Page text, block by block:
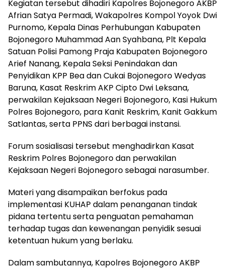
Kegiatan tersebut dihadiri Kapolres Bojonegoro AKBP
Afrian Satya Permadi, Wakapolres Kompol Yoyok Dwi
Purnomo, Kepala Dinas Perhubungan Kabupaten
Bojonegoro Muhammad Aan Syahbana, Plt Kepala
Satuan Polisi Pamong Praja Kabupaten Bojonegoro
Arief Nanang, Kepala Seksi Penindakan dan
Penyidikan KPP Bea dan Cukai Bojonegoro Wedyas
Baruna, Kasat Reskrim AKP Cipto Dwi Leksana,
perwakilan Kejaksaan Negeri Bojonegoro, Kasi Hukum
Polres Bojonegoro, para Kanit Reskrim, Kanit Gakkum
Satlantas, serta PPNS dari berbagai instansi.
Forum sosialisasi tersebut menghadirkan Kasat
Reskrim Polres Bojonegoro dan perwakilan
Kejaksaan Negeri Bojonegoro sebagai narasumber.
Materi yang disampaikan berfokus pada
implementasi KUHAP dalam penanganan tindak
pidana tertentu serta penguatan pemahaman
terhadap tugas dan kewenangan penyidik sesuai
ketentuan hukum yang berlaku.
Dalam sambutannya, Kapolres Bojonegoro AKBP